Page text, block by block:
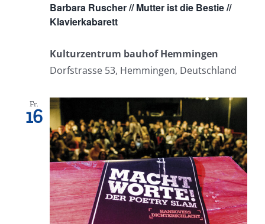
Barbara Ruscher // Mutter ist die Bestie //
Klavierkabarett
Kulturzentrum bauhof Hemmingen
Dorfstrasse 53, Hemmingen, Deutschland
Fr.
16